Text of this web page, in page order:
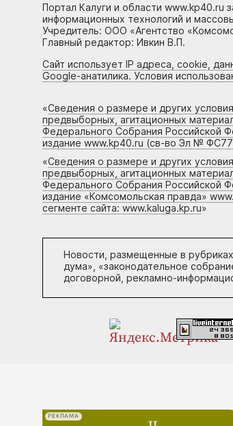
Портал Калуги и области www.kp40.ru
информационных технологий и
Учредитель: ООО «Агентство
Главный редактор: Ивкин В.П.
Сайт использует IP адреса, cookie,
Google-анатилика. Условия
«Сведения о размере и других
предвыборных, агитационных
Федерального Собрания Российской
издание www.kp40.ru (св-во Эл №
«Сведения о размере и других
предвыборных, агитационных
Федерального Собрания Российской
издание «Комсомольская правда»
сегменте сайта: www.kaluga.kp.ru»
Новости, размещенные в
дума», «законодательное
договорной, рекламно-
РЕКЛАМА